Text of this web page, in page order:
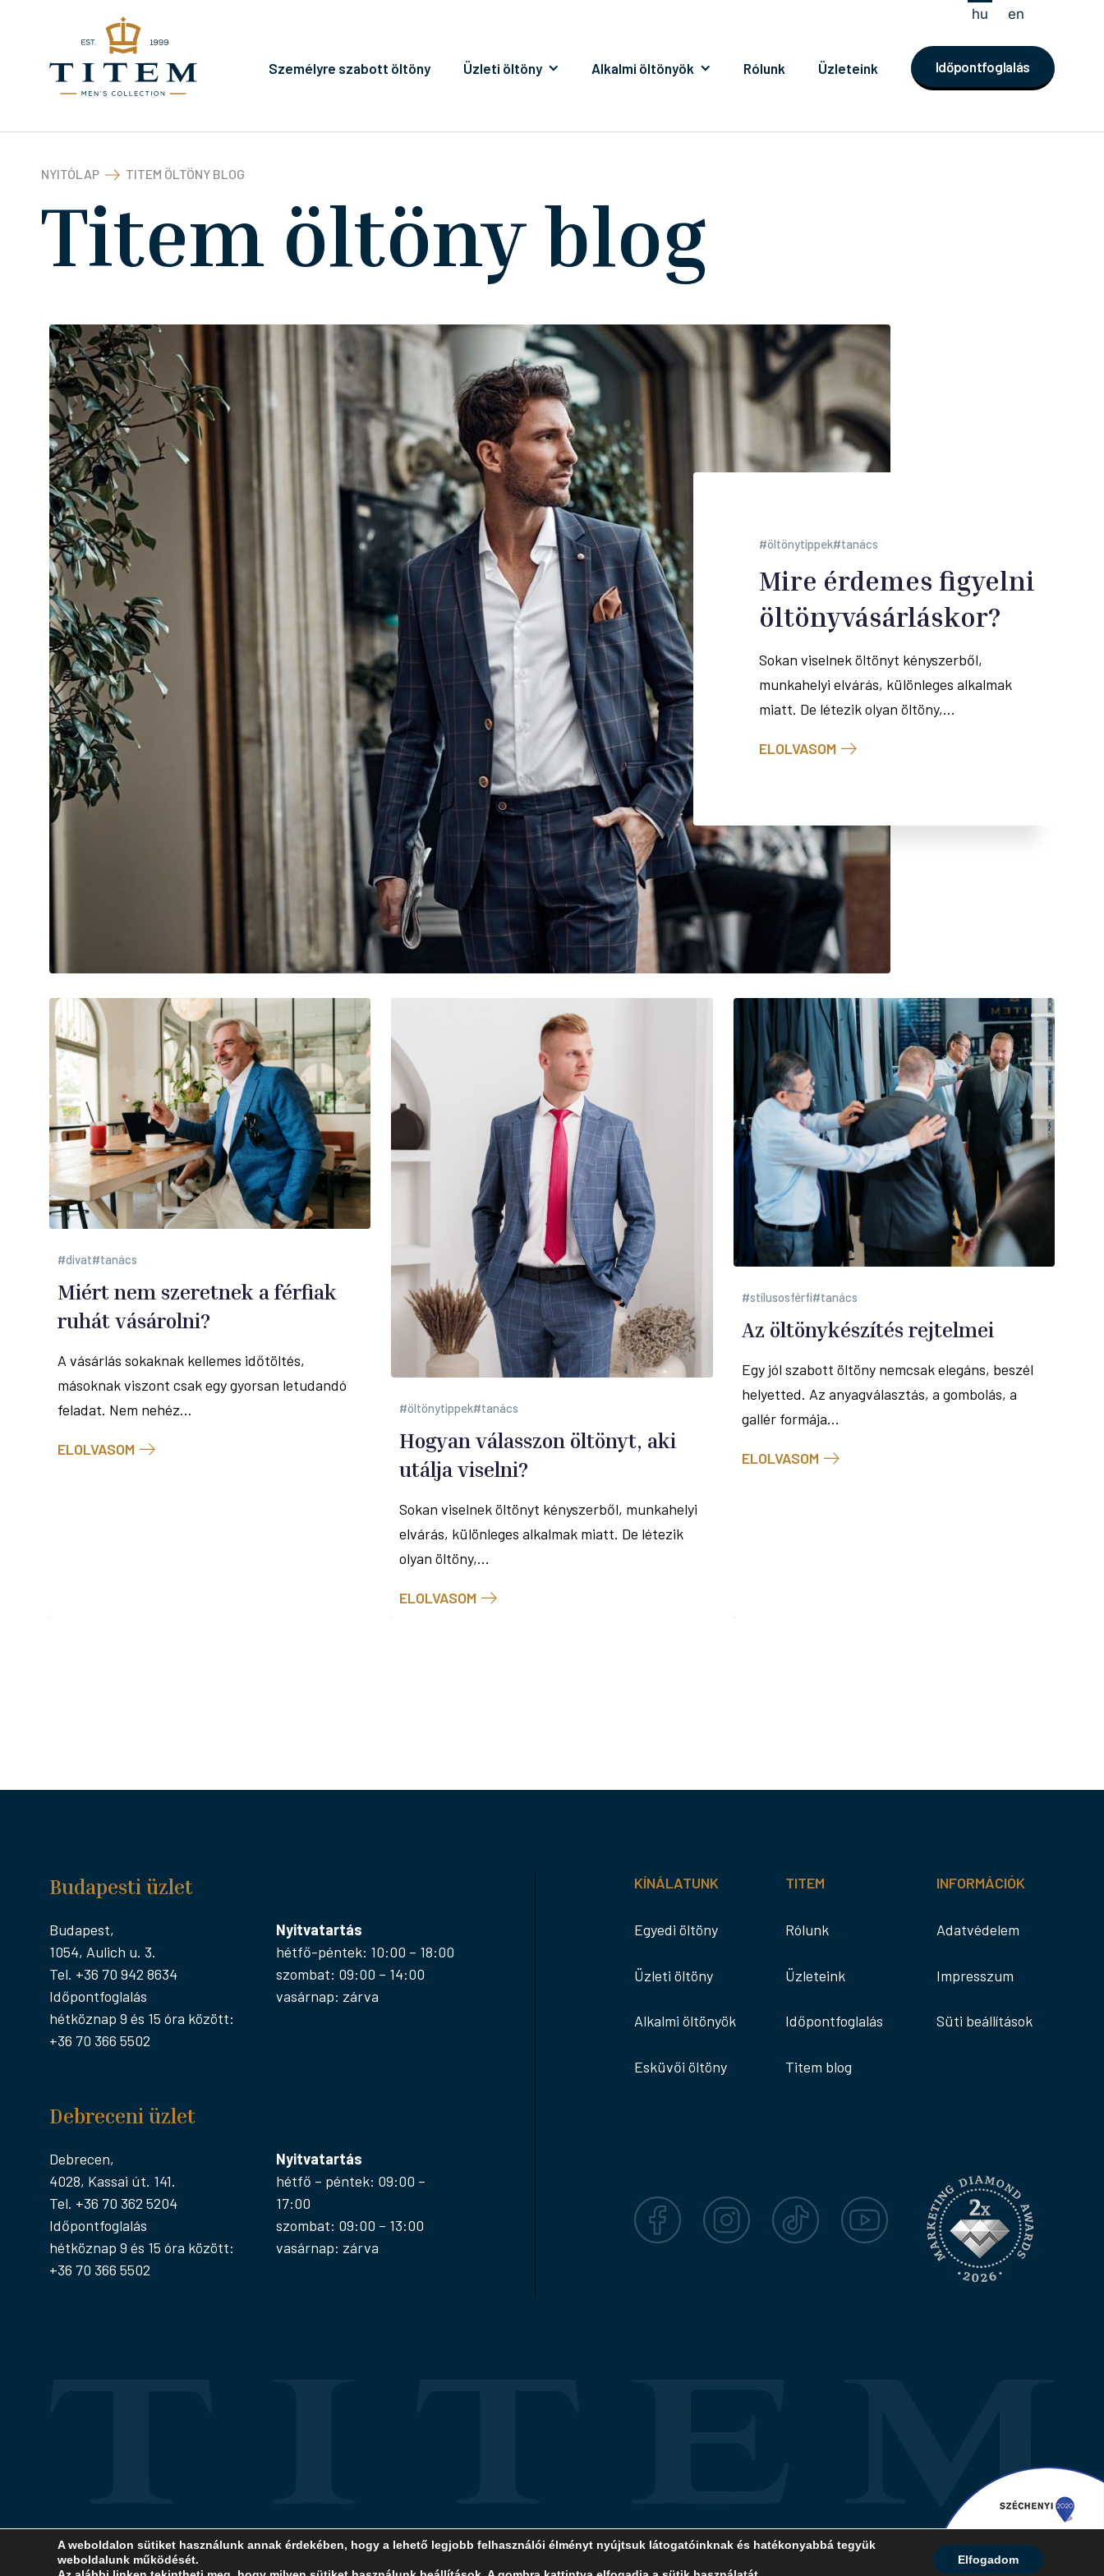
Személyre szabott öltöny Üzleti öltöny Alkalmi öltönyök Rólunk Üzleteink Időpontfoglalás
hu en
NYITÓLAP TITEM ÖLTÖNY BLOG
Titem öltöny blog
öltönytippek tanács
Mire érdemes figyelni
öltönyvásárláskor?
Sokan viselnek öltönyt kényszerből,
munkahelyi elvárás, különleges alkalmak
miatt. De létezik olyan öltöny,...
ELOLVASOM
divat tanács
Miért nem szeretnek a férfiak
ruhát vásárolni?
A vásárlás sokaknak kellemes időtöltés,
másoknak viszont csak egy gyorsan letudandó
feladat. Nem nehéz...
ELOLVASOM
öltönytippek tanács
Hogyan válasszon öltönyt, aki
utálja viselni?
Sokan viselnek öltönyt kényszerből, munkahelyi
elvárás, különleges alkalmak miatt. De létezik
olyan öltöny,...
ELOLVASOM
stílusosférfi tanács
Az öltönykészítés rejtelmei
Egy jól szabott öltöny nemcsak elegáns, beszél
helyetted. Az anyagválasztás, a gombolás, a
gallér formája...
ELOLVASOM
Budapesti üzlet
Budapest,
1054, Aulich u. 3.
Tel. +36 70 942 8634
Időpontfoglalás
hétköznap 9 és 15 óra között:
+36 70 366 5502
Nyitvatartás
hétfő-péntek: 10:00 – 18:00
szombat: 09:00 – 14:00
vasárnap: zárva
Debreceni üzlet
Debrecen,
4028, Kassai út. 141.
Tel. +36 70 362 5204
Időpontfoglalás
hétköznap 9 és 15 óra között:
+36 70 366 5502
Nyitvatartás
hétfő – péntek: 09:00 –
17:00
szombat: 09:00 – 13:00
vasárnap: zárva
KÍNÁLATUNK
Egyedi öltöny
Üzleti öltöny
Alkalmi öltönyök
Esküvői öltöny
TITEM
Rólunk
Üzleteink
Időpontfoglalás
Titem blog
INFORMÁCIÓK
Adatvédelem
Impresszum
Süti beállítások
Facebook Instagram TikTok YouTube
© Copyright 2026. TITEM A weboldalon található anyagok kizárólag a TITEM hozzájárulásával és a forrás megjelölésével használhatóak fel. Honlaptervezés:Kreatív Vonalak
A weboldalon sütiket használunk annak érdekében, hogy a lehető legjobb felhasználói élményt nyújtsuk látogatóinknak és hatékonyabbá tegyük
weboldalunk működését.
Elfogadom